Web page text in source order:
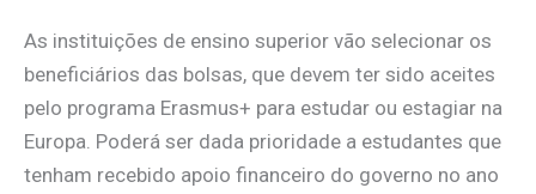
As instituições de ensino superior vão selecionar os
beneficiários das bolsas, que devem ter sido aceites
pelo programa Erasmus+ para estudar ou estagiar na
Europa. Poderá ser dada prioridade a estudantes que
tenham recebido apoio financeiro do governo no ano